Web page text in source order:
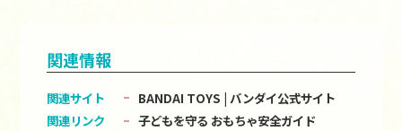
関連情報
関連サイト
BANDAI TOYS | バンダイ公式サイト
関連リンク
子どもを守る おもちゃ安全ガイド